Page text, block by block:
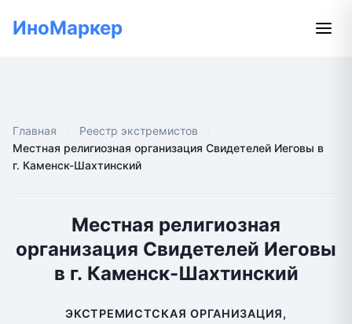
ИноМаркер
Главная
Реестр экстремистов
Местная религиозная организация Свидетелей Иеговы в
г. Каменск-Шахтинский
Местная религиозная
организация Свидетелей Иеговы
в г. Каменск-Шахтинский
ЭКСТРЕМИСТСКАЯ ОРГАНИЗАЦИЯ,